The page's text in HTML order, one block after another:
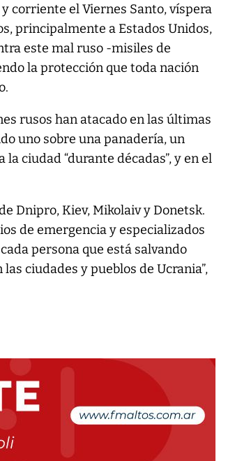
corriente el Viernes Santo, víspera
principalmente a Estados Unidos,
este mal ruso -misiles de
la protección que toda nación
rusos han atacado en las últimas
uno sobre una panadería, un
ciudad “durante décadas”, y en el
Dnipro, Kiev, Mikolaiv y Donetsk.
de emergencia y especializados
persona que está salvando
ciudades y pueblos de Ucrania”,